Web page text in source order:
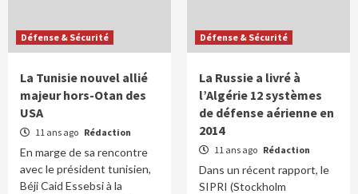
Défense & Sécurité
La Tunisie nouvel allié
majeur hors-Otan des
USA
11 ans ago Rédaction
En marge de sa rencontre
avec le président tunisien,
Béji Caid Essebsi à la
Défense & Sécurité
La Russie a livré à
l’Algérie 12 systèmes
de défense aérienne en
2014
11 ans ago Rédaction
Dans un récent rapport, le
SIPRI (Stockholm